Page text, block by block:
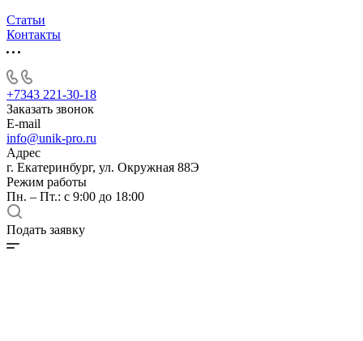
Статьи
Контакты
+7343 221-30-18
Заказать звонок
E-mail
info@unik-pro.ru
Адрес
г. Екатеринбург, ул. Окружная 88Э
Режим работы
Пн. – Пт.: с 9:00 до 18:00
Подать заявку